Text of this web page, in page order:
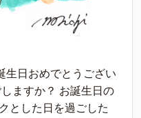
生日おめでとうござい
ますか？ お誕生日の
とした日を過ごした